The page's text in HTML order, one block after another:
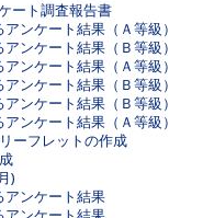
ート調査報告書
ンケート結果（Ａ等級）
ンケート結果（Ｂ等級）
ンケート結果（Ａ等級）
ンケート結果（Ｂ等級）
ンケート結果（Ｂ等級）
ンケート結果（Ａ等級）
ーフレットの作成
)
アンケート結果